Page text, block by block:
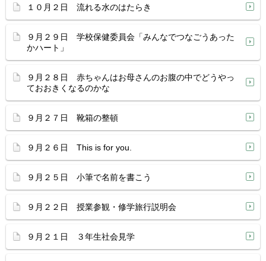
１０月２日 流れる水のはたらき
９月２９日 学校保健委員会「みんなでつなごうあった
かハート」
９月２８日 赤ちゃんはお母さんのお腹の中でどうやっ
ておおきくなるのかな
９月２７日 靴箱の整頓
９月２６日 This is for you.
９月２５日 小筆で名前を書こう
９月２２日 授業参観・修学旅行説明会
９月２１日 ３年生社会見学